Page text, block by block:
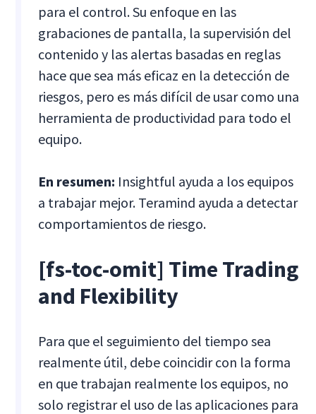
para el control. Su enfoque en las
grabaciones de pantalla, la supervisión del
contenido y las alertas basadas en reglas
hace que sea más eficaz en la detección de
riesgos, pero es más difícil de usar como una
herramienta de productividad para todo el
equipo.
En resumen: Insightful ayuda a los equipos
a trabajar mejor. Teramind ayuda a detectar
comportamientos de riesgo.
[fs-toc-omit] Time Trading
and Flexibility
Para que el seguimiento del tiempo sea
realmente útil, debe coincidir con la forma
en que trabajan realmente los equipos, no
solo registrar el uso de las aplicaciones para